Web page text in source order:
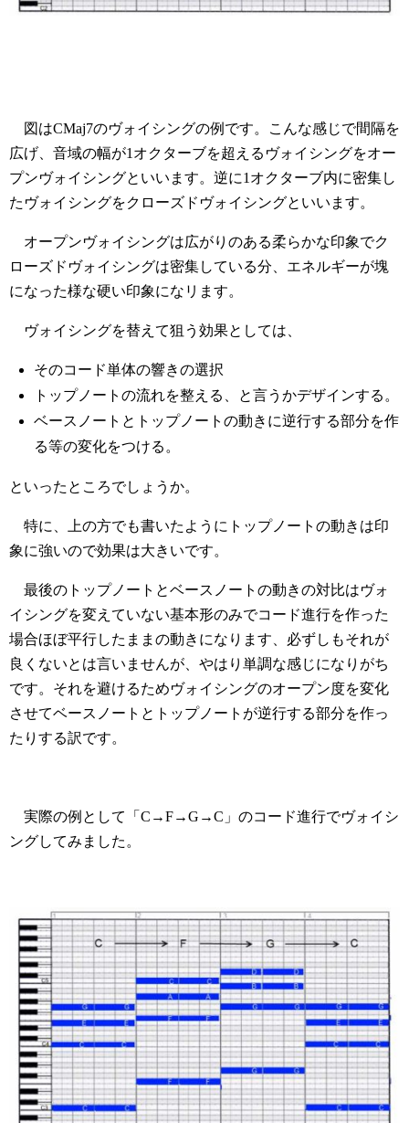
図はCMaj7のヴォイシングの例です。こんな感じで間隔を
広げ、音域の幅が1オクターブを超えるヴォイシングをオー
プンヴォイシングといいます。逆に1オクターブ内に密集し
たヴォイシングをクローズドヴォイシングといいます。
オープンヴォイシングは広がりのある柔らかな印象でク
ローズドヴォイシングは密集している分、エネルギーが塊
になった様な硬い印象になリます。
ヴォイシングを替えて狙う効果としては、
そのコード単体の響きの選択
トップノートの流れを整える、と言うかデザインする。
ベースノートとトップノートの動きに逆行する部分を作
る等の変化をつける。
といったところでしょうか。
特に、上の方でも書いたようにトップノートの動きは印
象に強いので効果は大きいです。
最後のトップノートとベースノートの動きの対比はヴォ
イシングを変えていない基本形のみでコード進行を作った
場合ほぼ平行したままの動きになります、必ずしもそれが
良くないとは言いませんが、やはり単調な感じになりがち
です。それを避けるためヴォイシングのオープン度を変化
させてベースノートとトップノートが逆行する部分を作っ
たりする訳です。
実際の例として「C→F→G→C」のコード進行でヴォイシ
ングしてみました。